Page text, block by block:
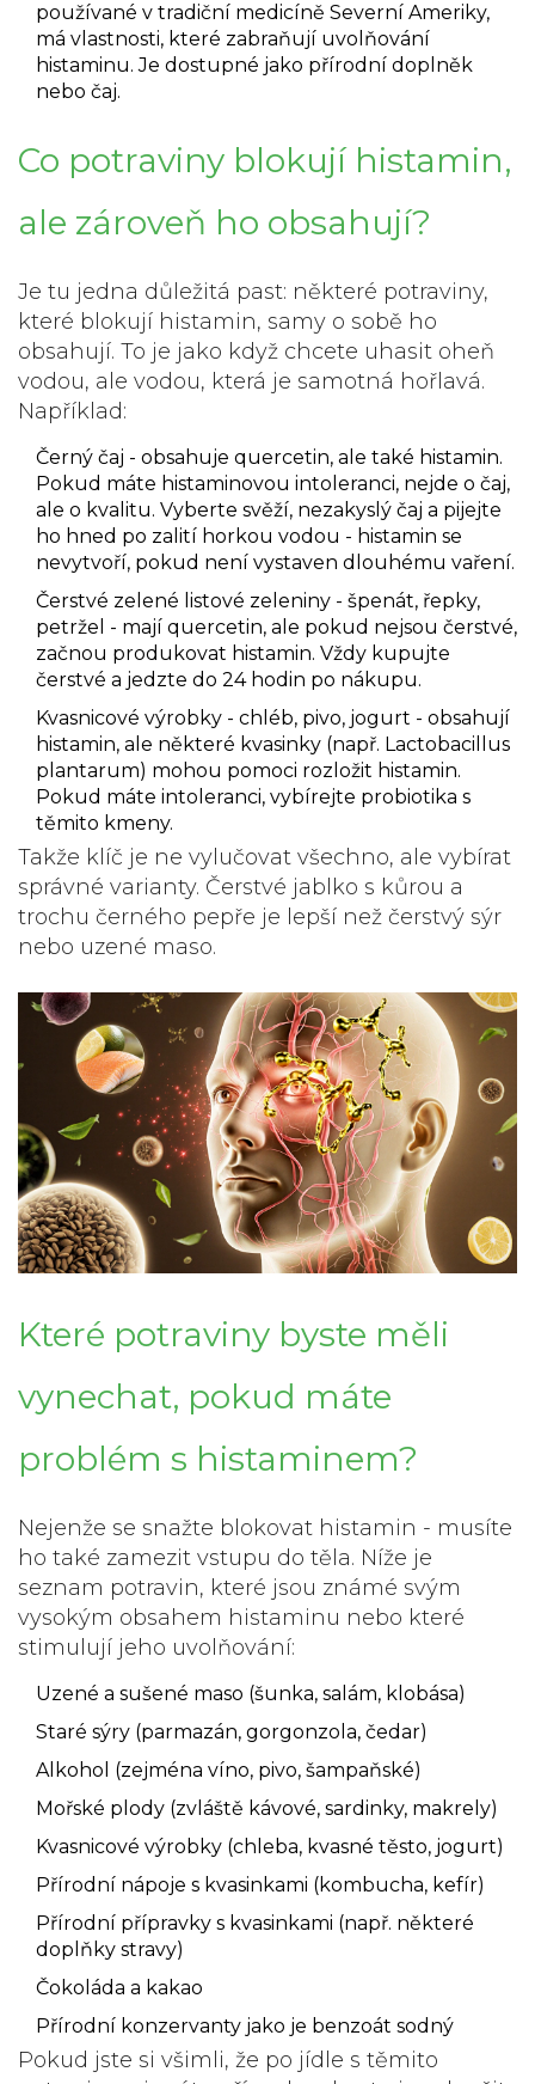
používané v tradiční medicíně Severní Ameriky,
má vlastnosti, které zabraňují uvolňování
histaminu. Je dostupné jako přírodní doplněk
nebo čaj.
Co potraviny blokují histamin,
ale zároveň ho obsahují?
Je tu jedna důležitá past: některé potraviny,
které blokují histamin, samy o sobě ho
obsahují. To je jako když chcete uhasit oheň
vodou, ale vodou, která je samotná hořlavá.
Například:
Černý čaj - obsahuje quercetin, ale také histamin.
Pokud máte histaminovou intoleranci, nejde o čaj,
ale o kvalitu. Vyberte svěží, nezakyslý čaj a pijejte
ho hned po zalití horkou vodou - histamin se
nevytvoří, pokud není vystaven dlouhému vaření.
Čerstvé zelené listové zeleniny - špenát, řepky,
petržel - mají quercetin, ale pokud nejsou čerstvé,
začnou produkovat histamin. Vždy kupujte
čerstvé a jedzte do 24 hodin po nákupu.
Kvasnicové výrobky - chléb, pivo, jogurt - obsahují
histamin, ale některé kvasinky (např. Lactobacillus
plantarum) mohou pomoci rozložit histamin.
Pokud máte intoleranci, vybírejte probiotika s
těmito kmeny.
Takže klíč je ne vylučovat všechno, ale vybírat
správné varianty. Čerstvé jablko s kůrou a
trochu černého pepře je lepší než čerstvý sýr
nebo uzené maso.
Které potraviny byste měli
vynechat, pokud máte
problém s histaminem?
Nejenže se snažte blokovat histamin - musíte
ho také zamezit vstupu do těla. Níže je
seznam potravin, které jsou známé svým
vysokým obsahem histaminu nebo které
stimulují jeho uvolňování:
Uzené a sušené maso (šunka, salám, klobása)
Staré sýry (parmazán, gorgonzola, čedar)
Alkohol (zejména víno, pivo, šampaňské)
Mořské plody (zvláště kávové, sardinky, makrely)
Kvasnicové výrobky (chleba, kvasné těsto, jogurt)
Přírodní nápoje s kvasinkami (kombucha, kefír)
Přírodní přípravky s kvasinkami (např. některé
doplňky stravy)
Čokoláda a kakao
Přírodní konzervanty jako je benzoát sodný
Pokud jste si všimli, že po jídle s těmito